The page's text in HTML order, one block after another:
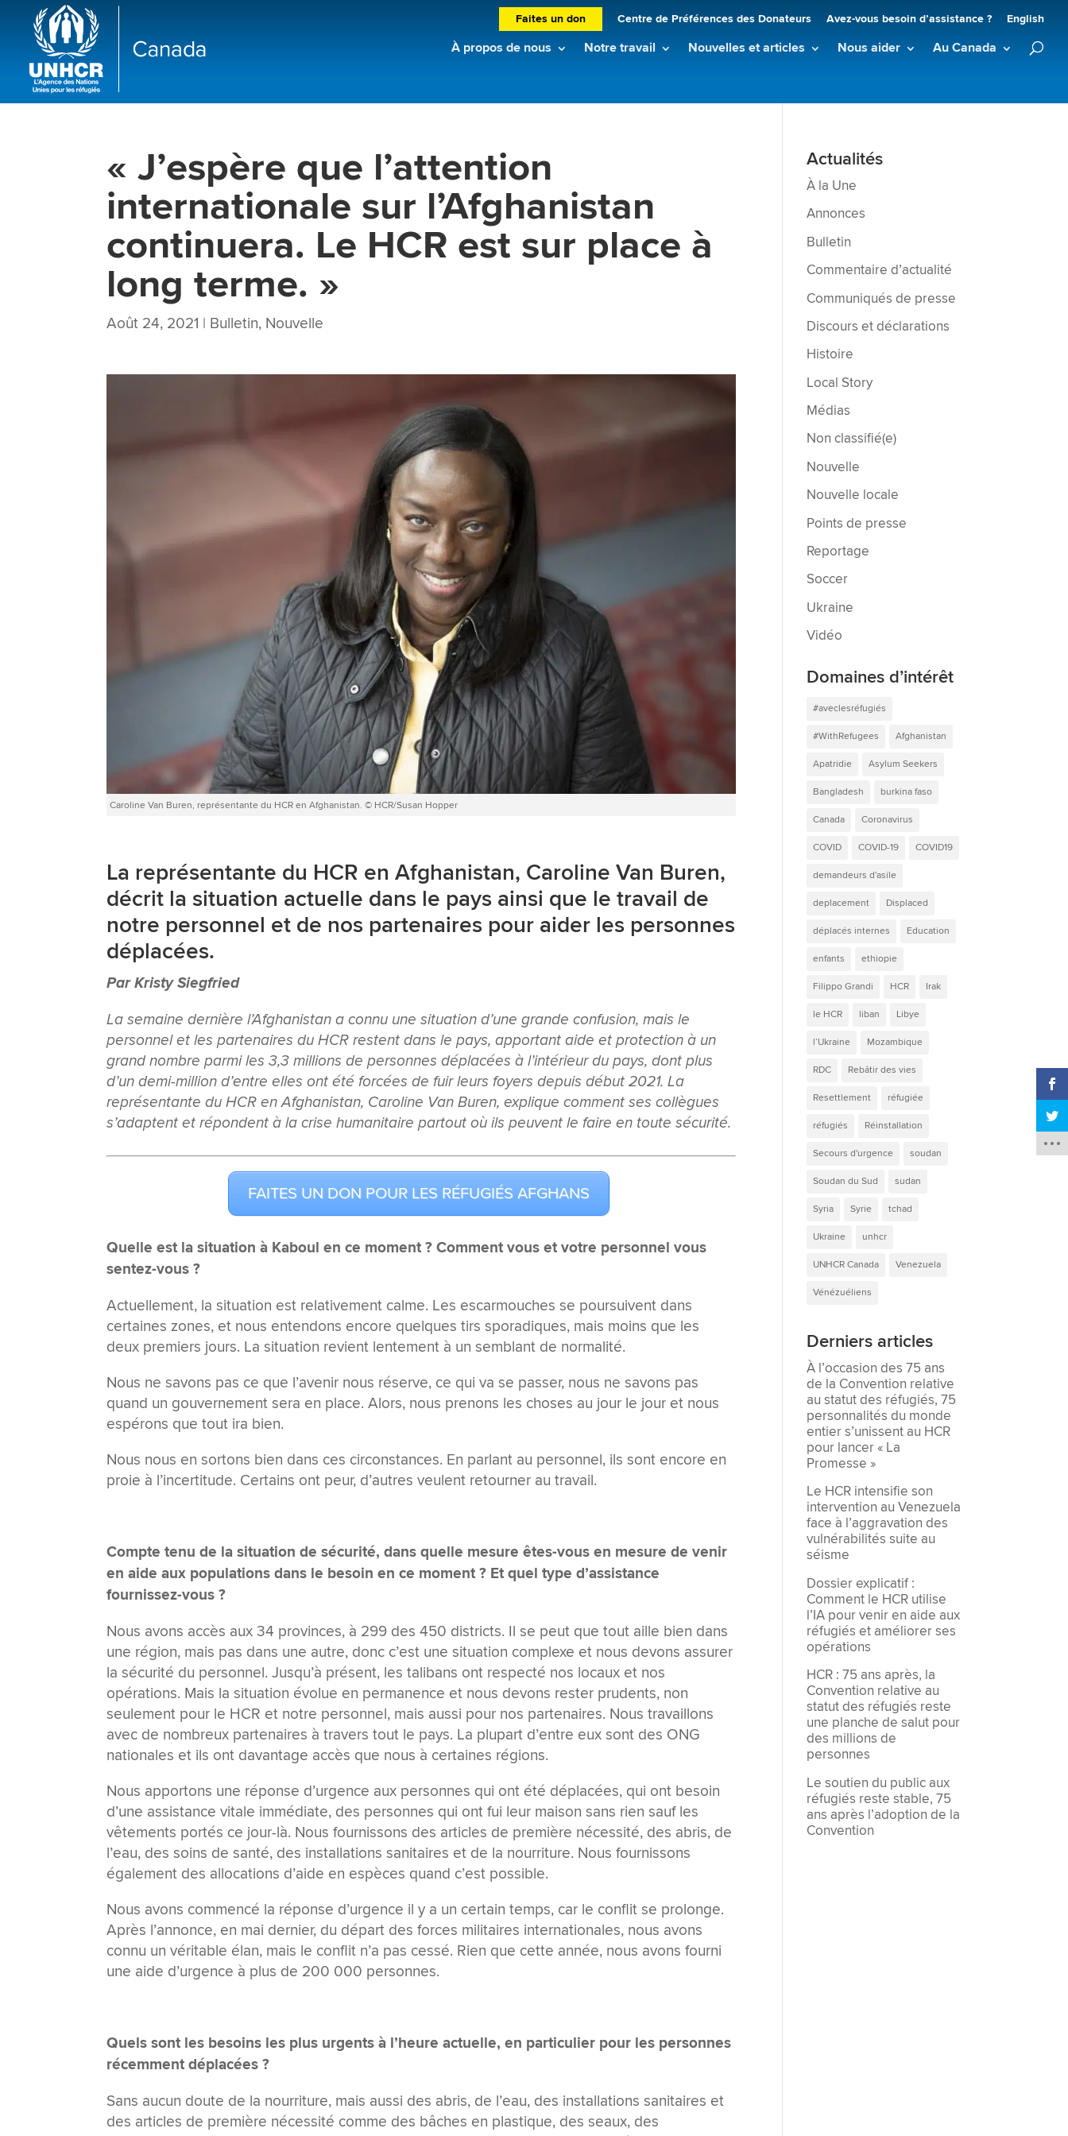
Faites un don Centre de Préférences des Donateurs Avez-vous besoin d’assistance ? English
À propos de nous Notre travail Nouvelles et articles Nous aider Au Canada
« J’espère que l’attention
internationale sur l’Afghanistan
continuera. Le HCR est sur place à
long terme. »
Août 24, 2021 | Bulletin, Nouvelle
Caroline Van Buren, représentante du HCR en Afghanistan. © HCR/Susan Hopper
La représentante du HCR en Afghanistan, Caroline Van Buren,
décrit la situation actuelle dans le pays ainsi que le travail de
notre personnel et de nos partenaires pour aider les personnes
déplacées.
Par Kristy Siegfried
La semaine dernière l’Afghanistan a connu une situation d’une grande confusion, mais le
personnel et les partenaires du HCR restent dans le pays, apportant aide et protection à un
grand nombre parmi les 3,3 millions de personnes déplacées à l’intérieur du pays, dont plus
d’un demi-million d’entre elles ont été forcées de fuir leurs foyers depuis début 2021. La
représentante du HCR en Afghanistan, Caroline Van Buren, explique comment ses collègues
s’adaptent et répondent à la crise humanitaire partout où ils peuvent le faire en toute sécurité.
FAITES UN DON POUR LES RÉFUGIÉS AFGHANS
Quelle est la situation à Kaboul en ce moment ? Comment vous et votre personnel vous
sentez-vous ?
Actuellement, la situation est relativement calme. Les escarmouches se poursuivent dans
certaines zones, et nous entendons encore quelques tirs sporadiques, mais moins que les
deux premiers jours. La situation revient lentement à un semblant de normalité.
Nous ne savons pas ce que l’avenir nous réserve, ce qui va se passer, nous ne savons pas
quand un gouvernement sera en place. Alors, nous prenons les choses au jour le jour et nous
espérons que tout ira bien.
Nous nous en sortons bien dans ces circonstances. En parlant au personnel, ils sont encore en
proie à l’incertitude. Certains ont peur, d’autres veulent retourner au travail.
Compte tenu de la situation de sécurité, dans quelle mesure êtes-vous en mesure de venir
en aide aux populations dans le besoin en ce moment ? Et quel type d’assistance
fournissez-vous ?
Nous avons accès aux 34 provinces, à 299 des 450 districts. Il se peut que tout aille bien dans
une région, mais pas dans une autre, donc c’est une situation complexe et nous devons assurer
la sécurité du personnel. Jusqu’à présent, les talibans ont respecté nos locaux et nos
opérations. Mais la situation évolue en permanence et nous devons rester prudents, non
seulement pour le HCR et notre personnel, mais aussi pour nos partenaires. Nous travaillons
avec de nombreux partenaires à travers tout le pays. La plupart d’entre eux sont des ONG
nationales et ils ont davantage accès que nous à certaines régions.
Nous apportons une réponse d’urgence aux personnes qui ont été déplacées, qui ont besoin
d’une assistance vitale immédiate, des personnes qui ont fui leur maison sans rien sauf les
vêtements portés ce jour-là. Nous fournissons des articles de première nécessité, des abris, de
l’eau, des soins de santé, des installations sanitaires et de la nourriture. Nous fournissons
également des allocations d’aide en espèces quand c’est possible.
Nous avons commencé la réponse d’urgence il y a un certain temps, car le conflit se prolonge.
Après l’annonce, en mai dernier, du départ des forces militaires internationales, nous avons
connu un véritable élan, mais le conflit n’a pas cessé. Rien que cette année, nous avons fourni
une aide d’urgence à plus de 200 000 personnes.
Quels sont les besoins les plus urgents à l’heure actuelle, en particulier pour les personnes
récemment déplacées ?
Sans aucun doute de la nourriture, mais aussi des abris, de l’eau, des installations sanitaires et
des articles de première nécessité comme des bâches en plastique, des seaux, des
Actualités
À la Une
Annonces
Bulletin
Commentaire d’actualité
Communiqués de presse
Discours et déclarations
Histoire
Local Story
Médias
Non classifié(e)
Nouvelle
Nouvelle locale
Points de presse
Reportage
Soccer
Ukraine
Vidéo
Domaines d’intérêt
#aveclesréfugiés
#WithRefugees Afghanistan
Apatridie Asylum Seekers
Bangladesh burkina faso
Canada Coronavirus
COVID COVID-19 COVID19
demandeurs d'asile
deplacement Displaced
déplacés internes Education
enfants ethiopie
Filippo Grandi HCR Irak
le HCR liban Libye
l’Ukraine Mozambique
RDC Rebâtir des vies
Resettlement réfugiée
réfugiés Réinstallation
Secours d'urgence soudan
Soudan du Sud sudan
Syria Syrie tchad
Ukraine unhcr
UNHCR Canada Venezuela
Vénézuéliens
Derniers articles
À l’occasion des 75 ans
de la Convention relative
au statut des réfugiés, 75
personnalités du monde
entier s’unissent au HCR
pour lancer « La
Promesse »
Le HCR intensifie son
intervention au Venezuela
face à l’aggravation des
vulnérabilités suite au
séisme
Dossier explicatif :
Comment le HCR utilise
l’IA pour venir en aide aux
réfugiés et améliorer ses
opérations
HCR : 75 ans après, la
Convention relative au
statut des réfugiés reste
une planche de salut pour
des millions de
personnes
Le soutien du public aux
réfugiés reste stable, 75
ans après l’adoption de la
Convention